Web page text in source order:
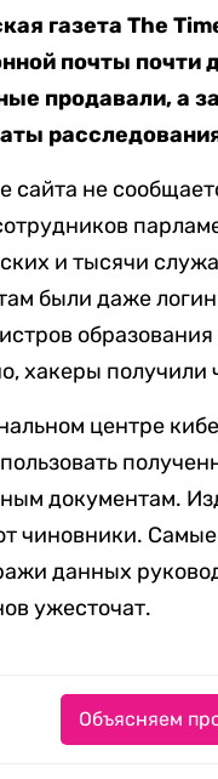
газета The
почты почти
продавали, а
сайта не
и тысячи
были даже
хакеры получили
центре
документам.
чиновники.
данных
ужесточат.
Объясняем